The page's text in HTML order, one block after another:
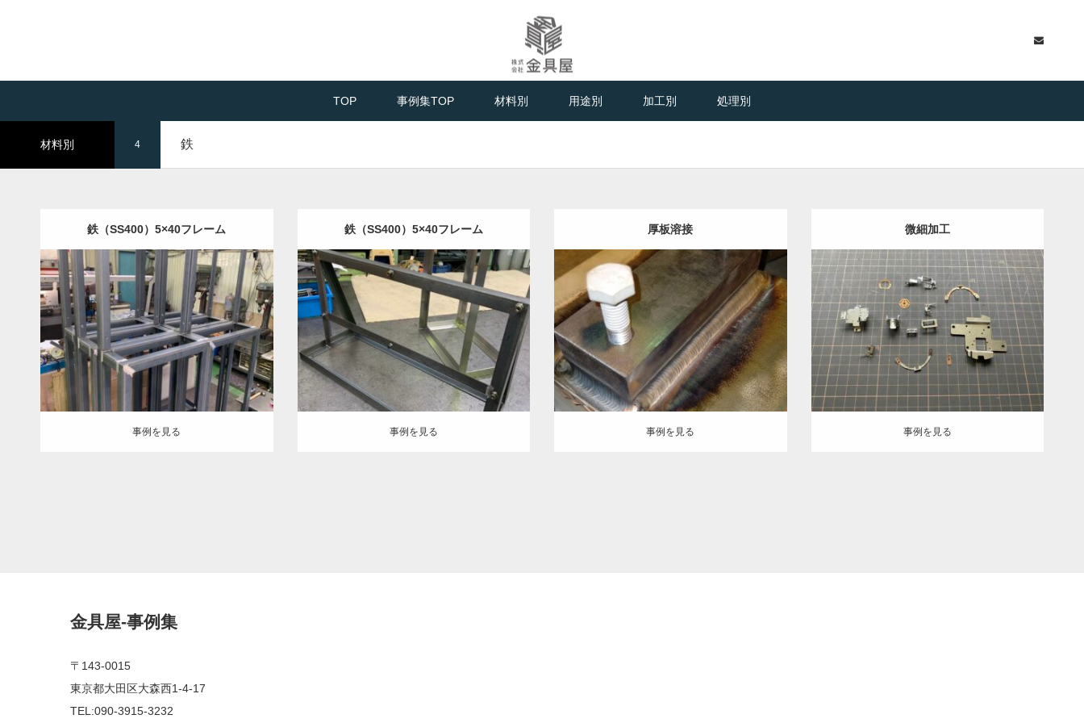
TOP 事例集TOP 材料別 用途別 加工別 処理別
材料別 4 鉄
鉄（SS400）5×40フレーム
Category: 鉄 半導体部品 機械部品 フレ
ーム加工 溶接加工
事例を見る
事例を見る
鉄（SS400）5×40フレーム
Category: 半導体部品 機械部品 フレ
ーム加工 溶接加工
事例を見る
事例を見る
厚板溶接
Category:鉄 機械部品 フレーム加工 板
金加工
溶接加工
事例を見る
事例を見る
微細加工
Category: アルミ-A5052 ステンレス-2B
鉄 半導体部品 機械部品 微細加工
事例を見る
事例を見る
金具屋-事例集
〒143-0015
東京都大田区大森西1-4-17
TEL:090-3915-3232